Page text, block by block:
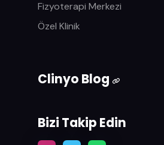
Fizyoterapi Merkezi
Özel Klinik
Clinyo Blog
Bizi Takip Edin